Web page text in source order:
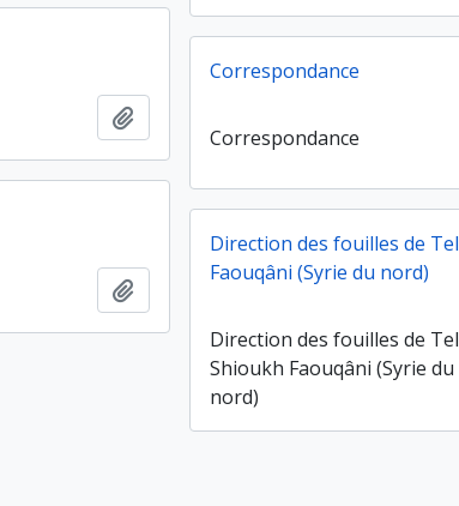
Correspondance
Correspondance
Ajouter au presse-papier
Direction des fouilles de
Faouqâni (Syrie du nord)
Direction des fouilles de
Shioukh Faouqâni (Syrie du
nord)